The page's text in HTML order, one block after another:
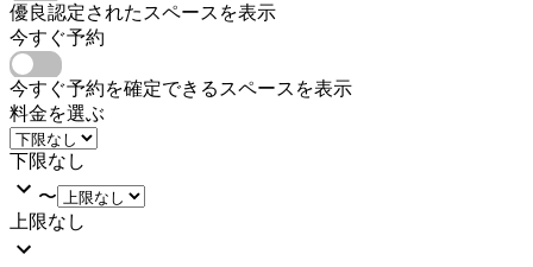
優良認定されたスペースを表示
今すぐ予約
今すぐ予約を確定できるスペースを表示
料金を選ぶ
下限なし
〜
上限なし